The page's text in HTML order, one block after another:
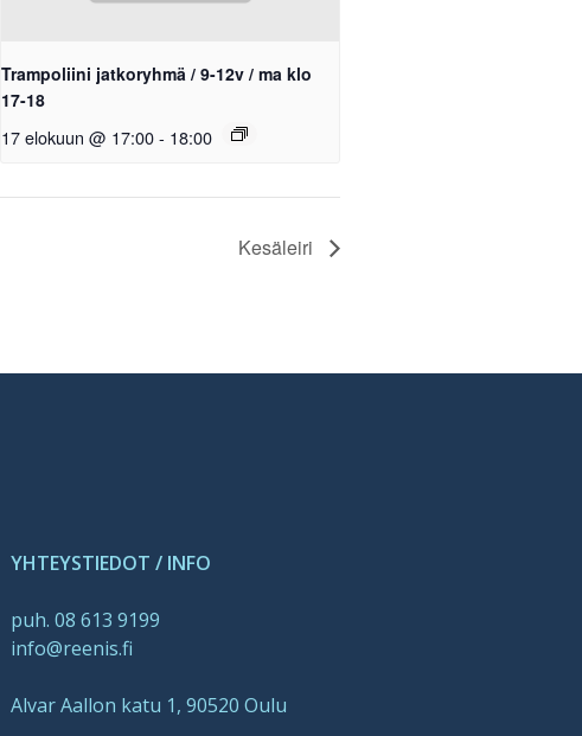
Trampoliini jatkoryhmä / 9-12v / ma klo
17-18
17 elokuun @ 17:00- 18:00
Kesäleiri
YHTEYSTIEDOT / INFO
puh. 08 613 9199
info@reenis.fi
Alvar Aallon katu 1, 90520 Oulu